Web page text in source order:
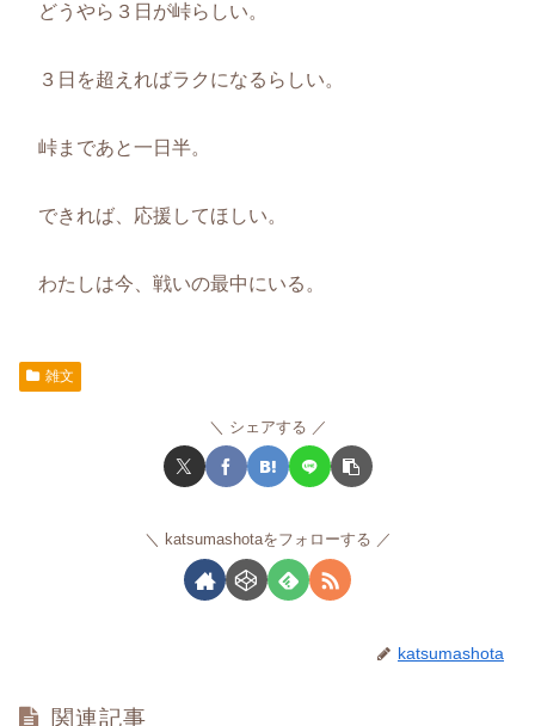
どうやら３日が峠らしい。
３日を超えればラクになるらしい。
峠まであと一日半。
できれば、応援してほしい。
わたしは今、戦いの最中にいる。
雑文
シェアする
katsumashotaをフォローする
katsumashota
関連記事